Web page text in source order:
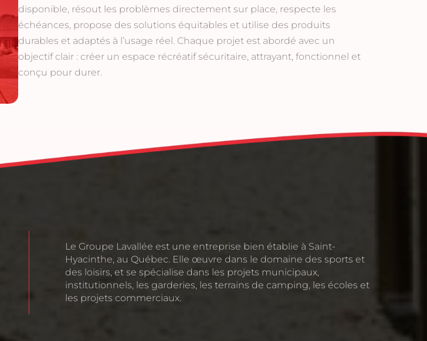
disponible, résout les problèmes directement sur place, respecte les
échéances, propose des solutions équitables et utilise des produits
durables et adaptés à l’usage réel. Chaque projet est abordé avec un
objectif clair : créer un espace récréatif sécuritaire, attrayant, fonctionnel et
conçu pour durer.
Le Groupe Lavallée est une entreprise bien établie à Saint-
Hyacinthe, au Québec. Elle œuvre dans le domaine des sports et
des loisirs, et se spécialise dans les projets municipaux,
institutionnels, les garderies, les terrains de camping, les écoles et
les projets commerciaux.